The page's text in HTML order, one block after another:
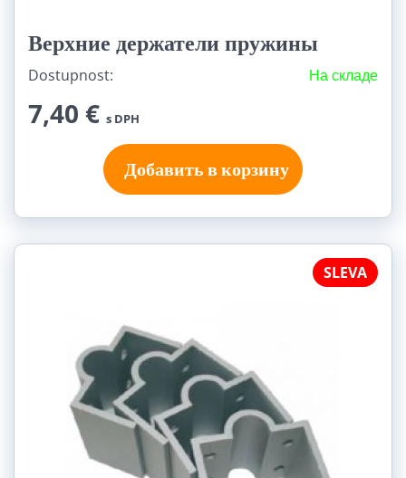
Верхние держатели пружины
Dostupnost: На складе
7,40 € s DPH
Добавить в корзину
SLEVA